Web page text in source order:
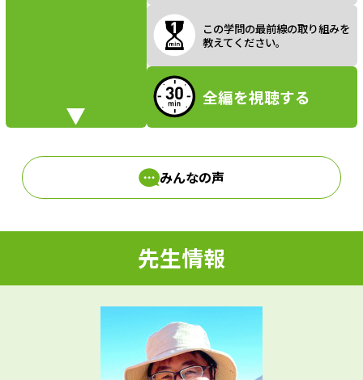
V
i
d
e
o
この学問の最前線の取り組みを
教えてください。
全編を視聴する
みんなの声
先生情報